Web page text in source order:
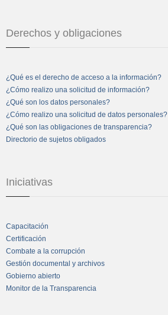
Derechos y obligaciones
¿Qué es el derecho de acceso a la información?
¿Cómo realizo una solicitud de información?
¿Qué son los datos personales?
¿Cómo realizo una solicitud de datos personales?
¿Qué son las obligaciones de transparencia?
Directorio de sujetos obligados
Iniciativas
Capacitación
Certificación
Combate a la corrupción
Gestión documental y archivos
Gobierno abierto
Monitor de la Transparencia